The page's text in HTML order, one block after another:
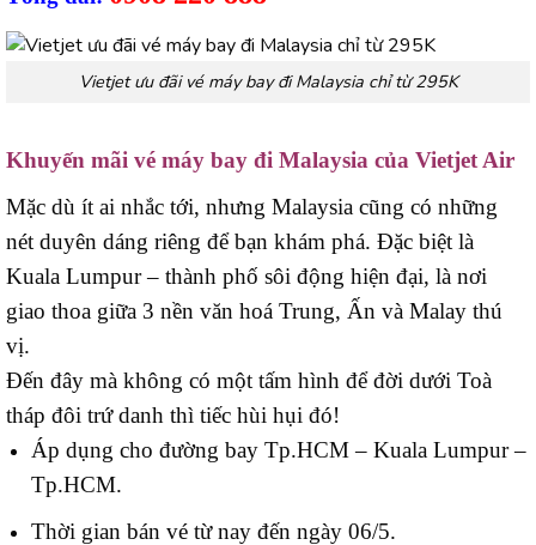
Vietjet ưu đãi vé máy bay đi Malaysia chỉ từ 295K
Khuyến mãi vé máy bay đi Malaysia của Vietjet Air
Mặc dù ít ai nhắc tới, nhưng Malaysia cũng có những
nét duyên dáng riêng để bạn khám phá. Đặc biệt là
Kuala Lumpur – thành phố sôi động hiện đại, là nơi
giao thoa giữa 3 nền văn hoá Trung, Ấn và Malay thú
vị.
Đến đây mà không có một tấm hình để đời dưới Toà
tháp đôi trứ danh thì tiếc hùi hụi đó!
Áp dụng cho đường bay Tp.HCM – Kuala Lumpur –
Tp.HCM.
Thời gian bán vé từ nay đến ngày 06/5.